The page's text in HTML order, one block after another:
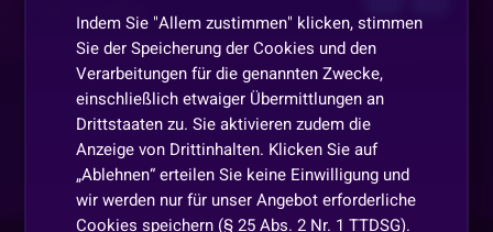
ChaosShiva
Indem Sie "Allem zustimmen" klicken, stimmen
Sie der Speicherung der Cookies und den
Verarbeitungen für die genannten Zwecke,
einschließlich etwaiger Übermittlungen an
Drittstaaten zu. Sie aktivieren zudem die
Anzeige von Drittinhalten. Klicken Sie auf
„Ablehnen“ erteilen Sie keine Einwilligung und
wir werden nur für unser Angebot erforderliche
Cookies speichern (§ 25 Abs. 2 Nr. 1 TTDSG).